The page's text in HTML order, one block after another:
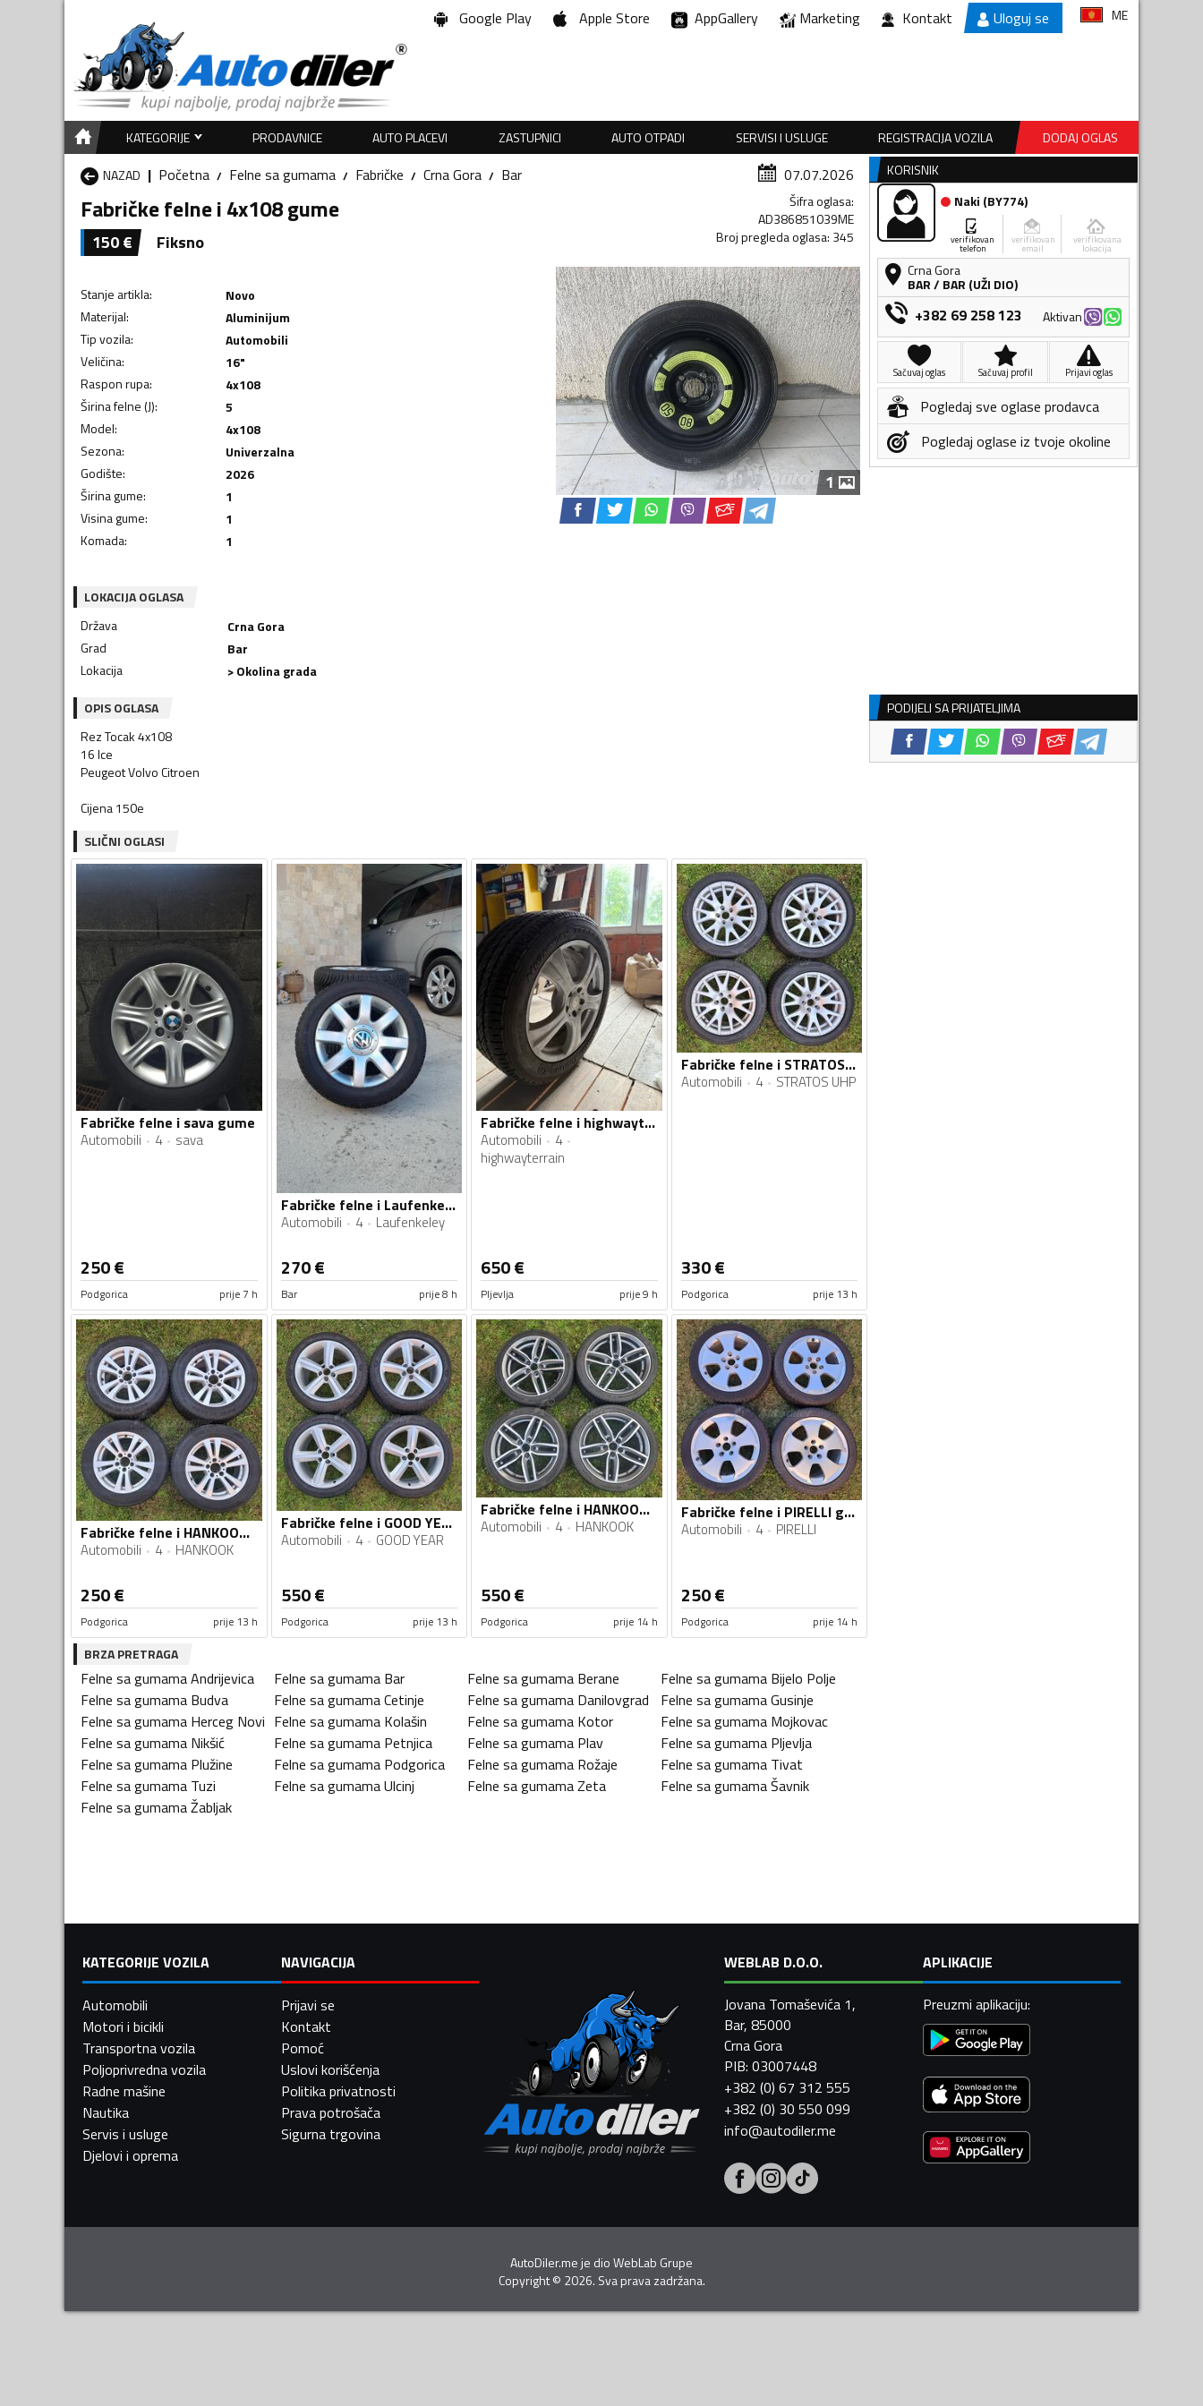
Google Play Apple Store AppGallery Marketing Kontakt Uloguj se ME
KATEGORIJE PRODAVNICE AUTO PLACEVI ZASTUPNICI AUTO OTPADI SERVISI I USLUGE REGISTRACIJA VOZILA
DODAJ OGLAS
NAZAD
Početna Felne sa gumama Fabričke Crna Gora Bar 07.07.2026
Fabričke felne i 4x108 gume
150€ Fiksno
Šifra oglasa:
AD386851039ME
Broj pregleda oglasa: 345
Stanje artikla:
Novo
Materijal:
Aluminijum
Tip vozila:
Automobili
Veličina:
16"
Raspon rupa:
4x108
Širina felne (J):
5
Model:
4x108
Sezona:
Univerzalna
Godište:
2026
Širina gume:
1
Visina gume:
1
Komada: 1
1
LOKACIJA OGLASA
Država
Crna Gora
Grad
Bar
Lokacija
> Okolina grada
OPIS OGLASA
Rez Tocak 4x108
16 Ice
Peugeot Volvo Citroen
Cijena 150e
SLIČNI OGLASI
Fabričke felne i sava gume
Automobili 4 sava
250€
Podgorica prije 7 h
Fabričke felne i Laufenkeley gume
Automobili 4 Laufenkeley
270€
Bar prije 8 h
Fabričke felne i highwayterrain gume
Automobili
4
highwayterrain
650€
Pljevlja prije 9 h
Fabričke felne i STRATOS UHP gume
Automobili 4 STRATOS UHP
330€
Podgorica prije 13 h
Fabričke felne i HANKOOK gume
Automobili 4 HANKOOK
250€
Podgorica prije 13 h
Fabričke felne i GOOD YEAR gume
Automobili 4 GOOD YEAR
550€
Podgorica prije 13 h
Fabričke felne i HANKOOK gume
Automobili 4 HANKOOK
550€
Podgorica prije 14 h
Fabričke felne i PIRELLI gume
Automobili 4 PIRELLI
250€
Podgorica prije 14 h
BRZA PRETRAGA
Felne sa gumamaAndrijevica Felne sa gumama Bar Felne sa gumama Berane Felne sa gumama Bijelo Polje
Felne sa gumama Budva Felne sa gumamaCetinje Felne sa gumama Danilovgrad Felne sa gumamaGusinje
Felne sa gumama Herceg Novi Felne sa gumama Kolašin Felne sa gumama Kotor Felne sa gumama Mojkovac
Felne sa gumama Nikšić Felne sa gumama Petnjica Felne sa gumama Plav Felne sa gumama Pljevlja
Felne sa gumama Plužine Felne sa gumama Podgorica Felne sa gumama Rožaje Felne sa gumama Tivat
Felne sa gumama Tuzi Felne sa gumamaUlcinj Felne sa gumamaZeta Felne sa gumamaŠavnik
Felne sa gumamaŽabljak
KORISNIK
Naki (BY774)
verifikovan
telefon
verifikovan
email
verifikovana
lokacija
Crna Gora
BAR/ BAR (UŽI DIO)
+382 69 258 123 Aktivan
Sačuvaj oglas Sačuvaj profil Prijavi oglas
Pogledaj sve oglase prodavca
Pogledaj oglase iz tvoje okoline
PODIJELI SA PRIJATELJIMA
KATEGORIJE VOZILA
Automobili
Motori i bicikli
Transportna vozila
Poljoprivredna vozila
Radne mašine
Nautika
Servis i usluge
Djelovi i oprema
NAVIGACIJA
Prijavi se
Kontakt
Pomoć
Uslovi korišćenja
Politika privatnosti
Prava potrošača
Sigurna trgovina
WEBLAB D.O.O.
Jovana Tomaševića 1,
Bar, 85000
Crna Gora
PIB: 03007448
+382 (0) 67 312 555
+382 (0) 30 550 099
info@autodiler.me
APLIKACIJE
Preuzmi aplikaciju:
AutoDiler.me je dioWebLab Grupe
Copyright© 2026. Sva prava zadržana.